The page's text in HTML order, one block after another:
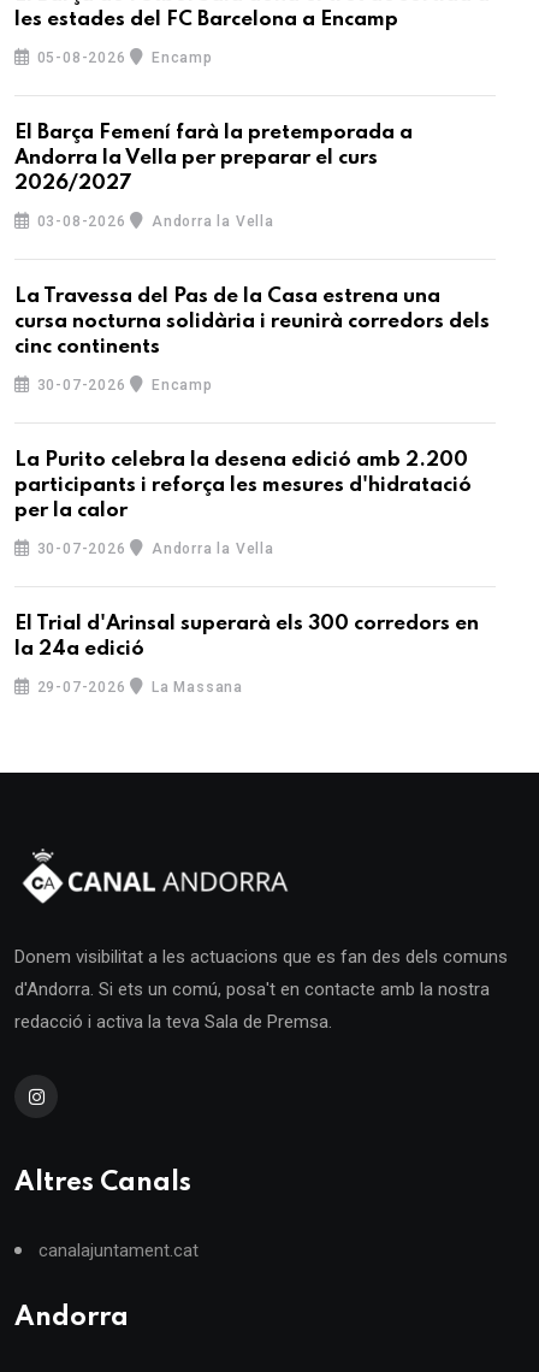
les estades del FC Barcelona a Encamp
05-08-2026 Encamp
El Barça Femení farà la pretemporada a
Andorra la Vella per preparar el curs
2026/2027
03-08-2026 Andorra la Vella
La Travessa del Pas de la Casa estrena una
cursa nocturna solidària i reunirà corredors dels
cinc continents
30-07-2026 Encamp
La Purito celebra la desena edició amb 2.200
participants i reforça les mesures d'hidratació
per la calor
30-07-2026 Andorra la Vella
El Trial d'Arinsal superarà els 300 corredors en
la 24a edició
29-07-2026 La Massana
Donem visibilitat a les actuacions que es fan des dels comuns
d'Andorra. Si ets un comú, posa't en contacte amb la nostra
redacció i activa la teva Sala de Premsa.
Altres Canals
canalajuntament.cat
Andorra